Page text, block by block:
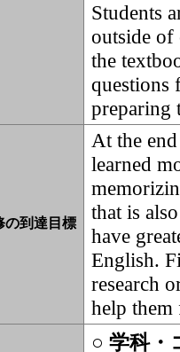
Students
outside of
the
questions
preparing
の到達目標
At the
learned
that is
have
English.
research
help them
○ 学科・